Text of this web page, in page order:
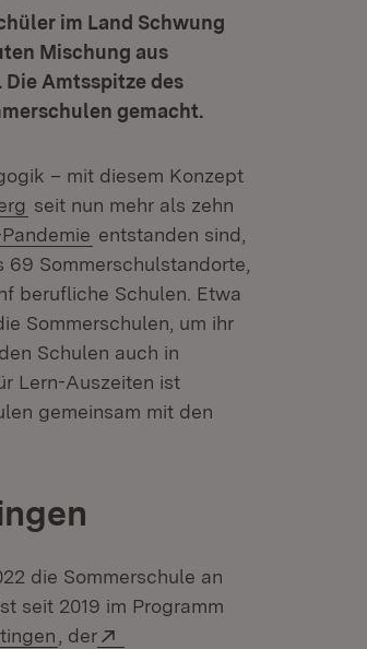
im Land Schwung
Mischung aus
Amtsspitze des
gemacht.
– mit diesem Konzept
(Öffnet in neuem Fenster)
seit nun mehr als zehn
entstanden sind,
Sommerschulstandorte,
berufliche Schulen. Etwa
Sommerschulen, um ihr
Schulen auch in
Lern-Auszeiten ist
gemeinsam mit den
die Sommerschule an
seit 2019 im Programm
(Öffnet in neuem Fenster)
, der